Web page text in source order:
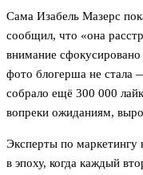
Сама Изабель Мазерс
сообщил, что «она
внимание
фото блогерша не стала
собрало ещё 300 000
вопреки ожиданиям,
Эксперты по маркетингу
в эпоху, когда каждый